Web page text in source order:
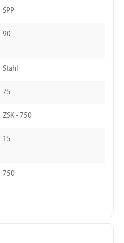
SPP
90
Stahl
75
ZSK - 750
15
750